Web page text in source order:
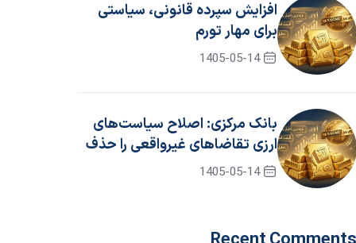
افزایش سپرده قانونی، سیاستی
برای مهار تورم
1405-05-14
بانک مرکزی: اصلاح سیاست‌های
ارزی تقاضاهای غیرواقعی را حذف
کرد1405-05-14